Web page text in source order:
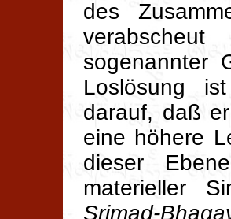
des
sogenannter
Loslösung
darauf, daß
eine höhere
dieser
materieller
Srimad-